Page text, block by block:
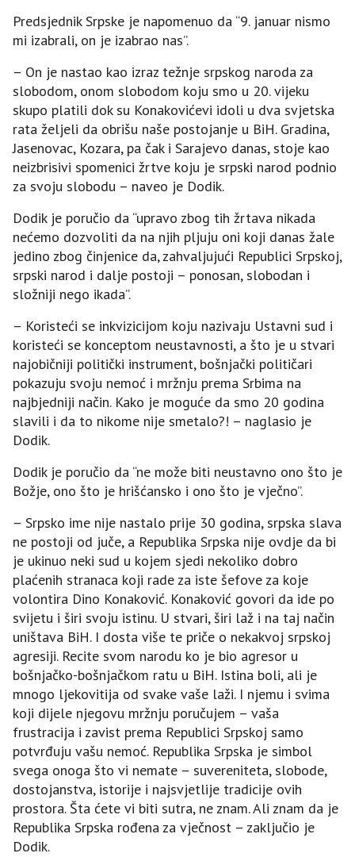
Predsjednik Srpske je napomenuo da “9. januar nismo
mi izabrali, on je izabrao nas”.
– On je nastao kao izraz težnje srpskog naroda za
slobodom, onom slobodom koju smo u 20. vijeku
skupo platili dok su Konakovićevi idoli u dva svjetska
rata željeli da obrišu naše postojanje u BiH. Gradina,
Јasenovac, Kozara, pa čak i Sarajevo danas, stoje kao
neizbrisivi spomenici žrtve koju je srpski narod podnio
za svoju slobodu – naveo je Dodik.
Dodik je poručio da “upravo zbog tih žrtava nikada
nećemo dozvoliti da na njih pljuju oni koji danas žale
jedino zbog činjenice da, zahvaljujući Republici Srpskoj,
srpski narod i dalje postoji – ponosan, slobodan i
složniji nego ikada”.
– Koristeći se inkvizicijom koju nazivaju Ustavni sud i
koristeći se konceptom neustavnosti, a što je u stvari
najobičniji politički instrument, bošnjački političari
pokazuju svoju nemoć i mržnju prema Srbima na
najbjedniji način. Kako je moguće da smo 20 godina
slavili i da to nikome nije smetalo?! – naglasio je
Dodik.
Dodik je poručio da “ne može biti neustavno ono što je
Božje, ono što je hrišćansko i ono što je vječno”.
– Srpsko ime nije nastalo prije 30 godina, srpska slava
ne postoji od juče, a Republika Srpska nije ovdje da bi
je ukinuo neki sud u kojem sjedi nekoliko dobro
plaćenih stranaca koji rade za iste šefove za koje
volontira Dino Konaković. Konaković govori da ide po
svijetu i širi svoju istinu. U stvari, širi laž i na taj način
uništava BiH. I dosta više te priče o nekakvoj srpskoj
agresiji. Recite svom narodu ko je bio agresor u
bošnjačko-bošnjačkom ratu u BiH. Istina boli, ali je
mnogo ljekovitija od svake vaše laži. I njemu i svima
koji dijele njegovu mržnju poručujem – vaša
frustracija i zavist prema Republici Srpskoj samo
potvrđuju vašu nemoć. Republika Srpska je simbol
svega onoga što vi nemate – suvereniteta, slobode,
dostojanstva, istorije i najsvjetlije tradicije ovih
prostora. Šta ćete vi biti sutra, ne znam. Ali znam da je
Republika Srpska rođena za vječnost – zaključio je
Dodik.